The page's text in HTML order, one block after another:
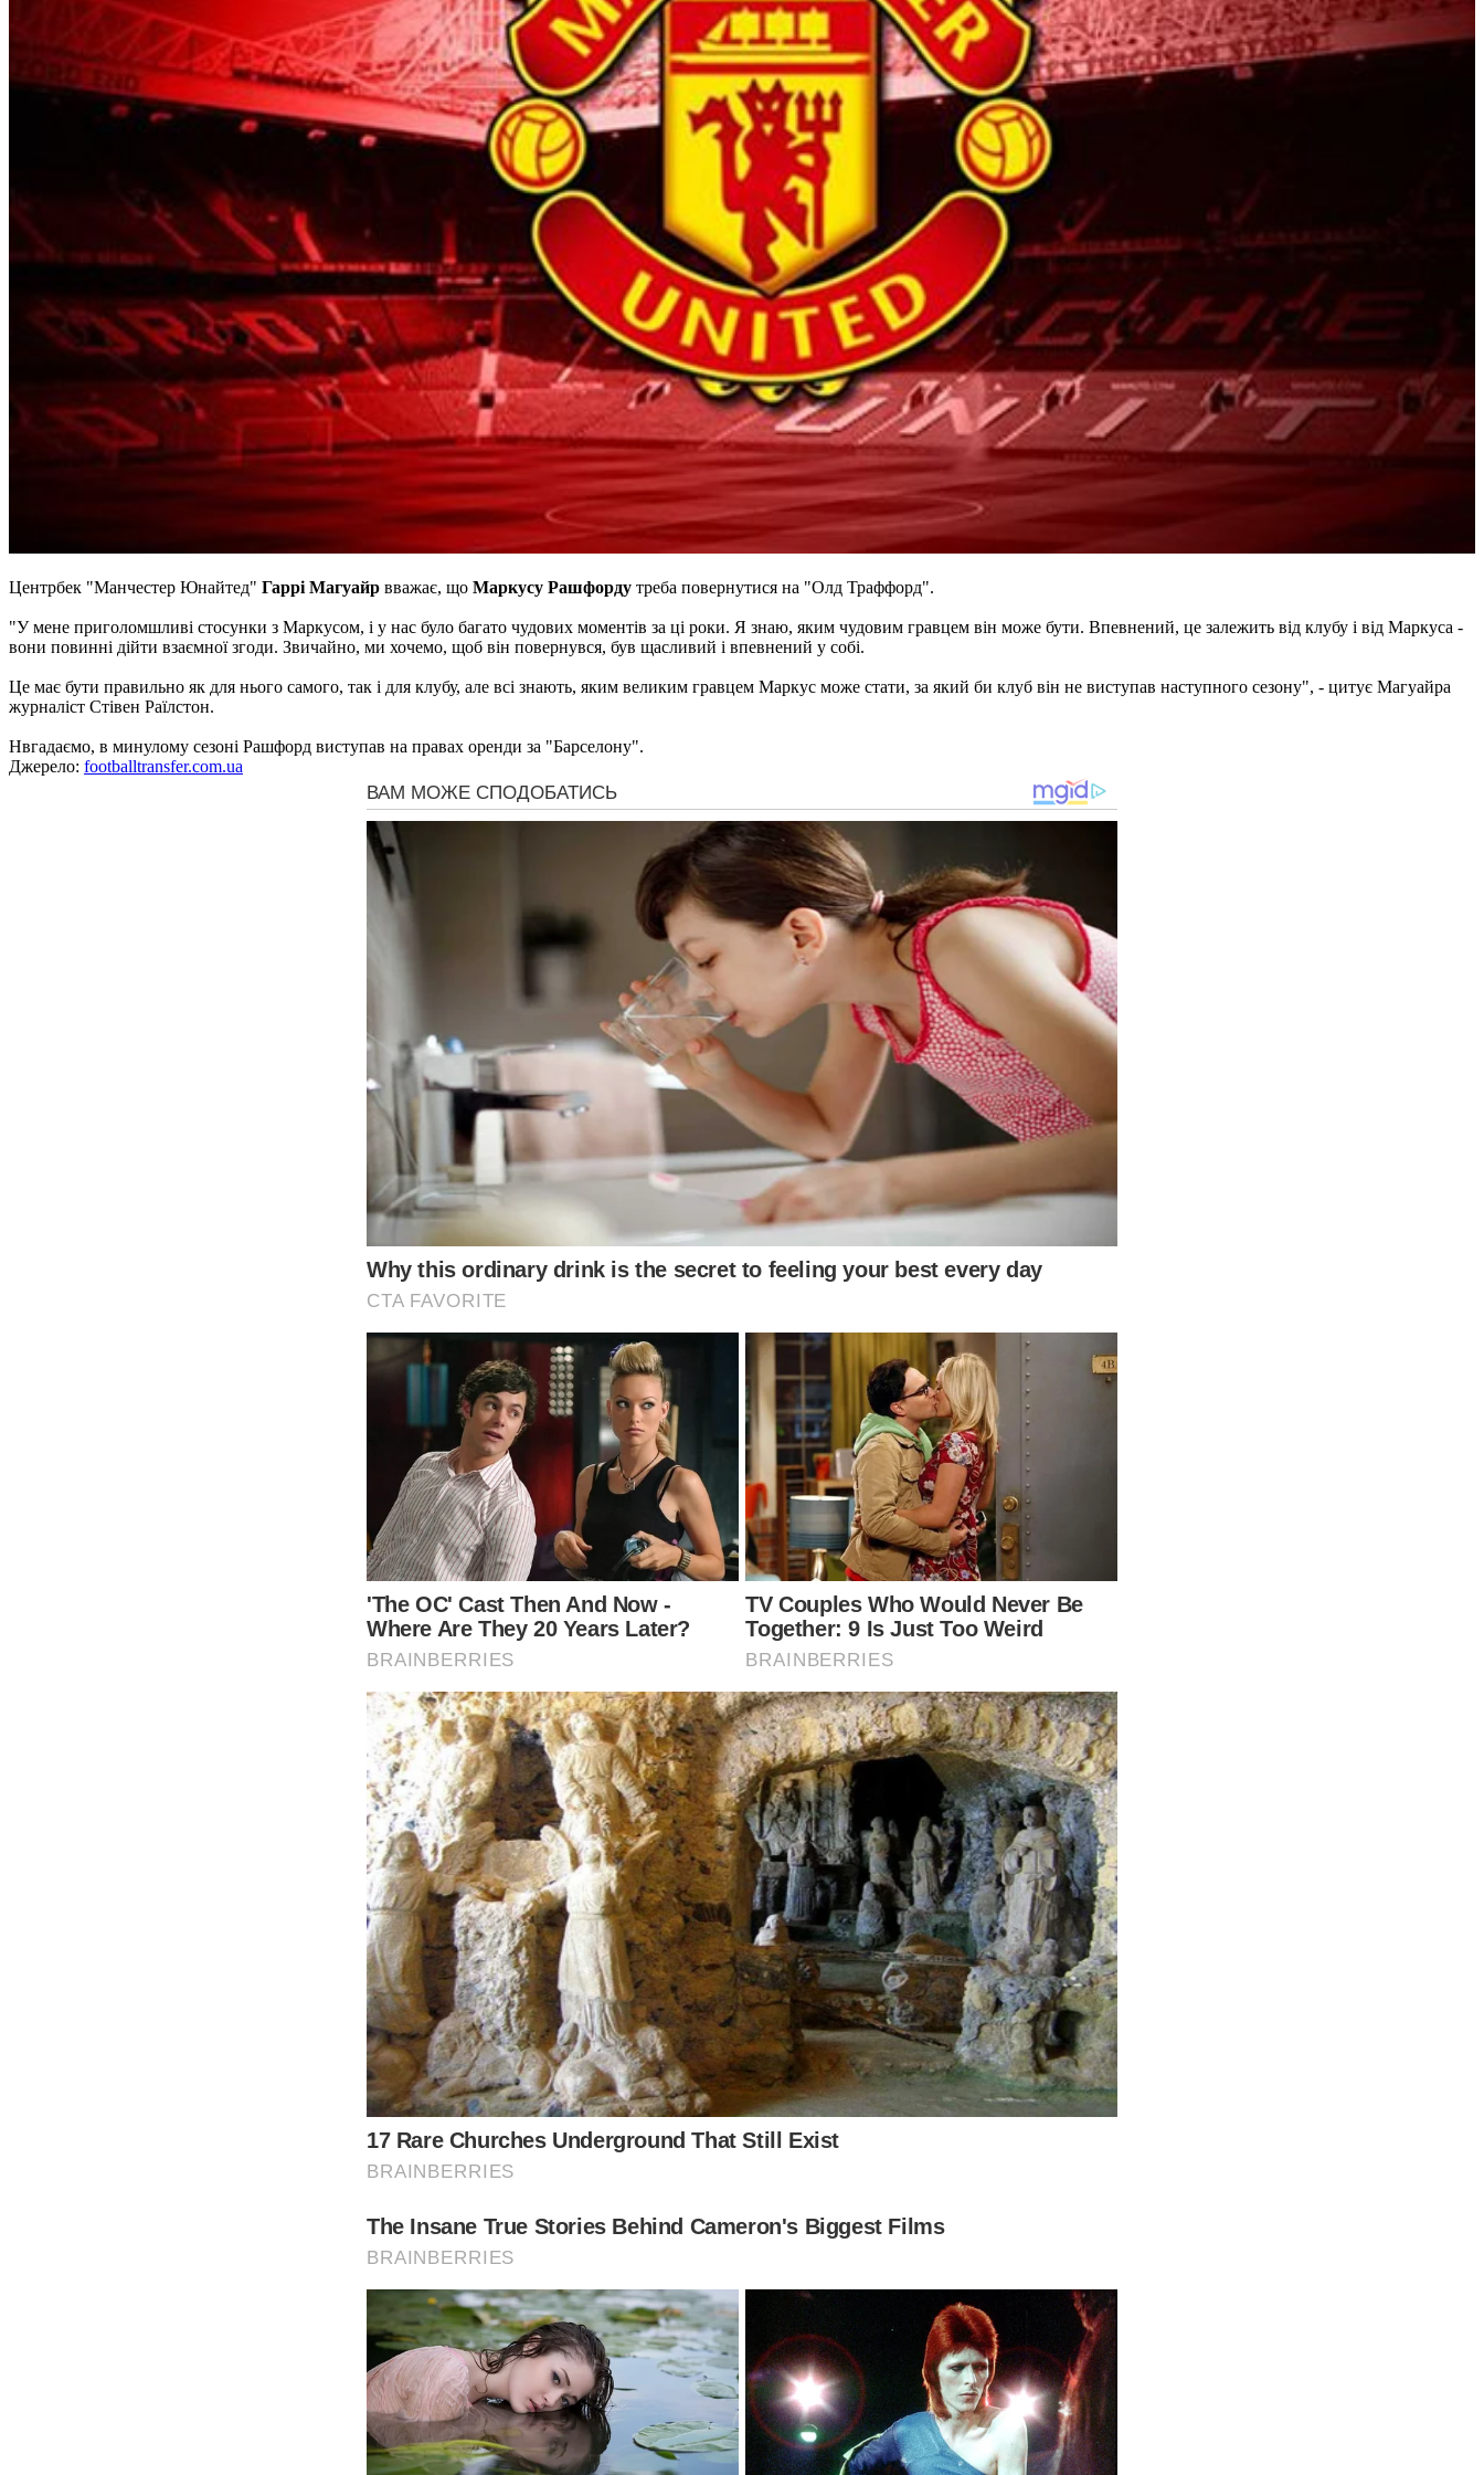
Центрбек "Манчестер Юнайтед" Гаррі Магуайр вважає, що Маркусу Рашфорду треба повернутися на "Олд Траффорд".
"У мене приголомшливі стосунки з Маркусом, і у нас було багато чудових моментів за ці роки. Я знаю, яким чудовим гравцем він може бути. Впевнений, це залежить від клубу і від Маркуса -
вони повинні дійти взаємної згоди. Звичайно, ми хочемо, щоб він повернувся, був щасливий і впевнений у собі.
Це має бути правильно як для нього самого, так і для клубу, але всі знають, яким великим гравцем Маркус може стати, за який би клуб він не виступав наступного сезону", - цитує Магуайра
журналіст Стівен Раїлстон.
Нвгадаємо, в минулому сезоні Рашфорд виступав на правах оренди за "Барселону".
Джерело: footballtransfer.com.ua